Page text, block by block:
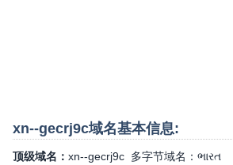
xn--gecrj9c域名基本信息:
顶级域名： xn--gecrj9c多字节域名： ભારત